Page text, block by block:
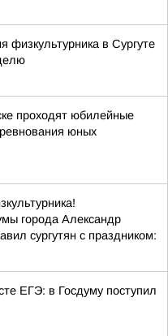
физкультурника в Сургуте
проходят юбилейные
юных
города Александр
сургутян с праздником:
ЕГЭ: в Госдуму поступил